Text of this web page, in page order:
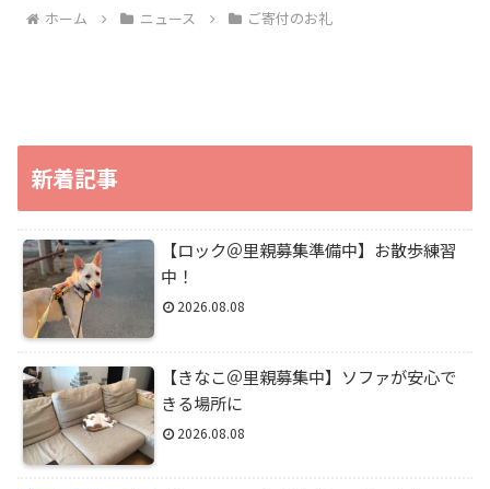
ホーム ニュース ご寄付のお礼
新着記事
【ロック＠里親募集準備中】お散歩練習
中！
2026.08.08
【きなこ＠里親募集中】ソファが安心で
きる場所に
2026.08.08